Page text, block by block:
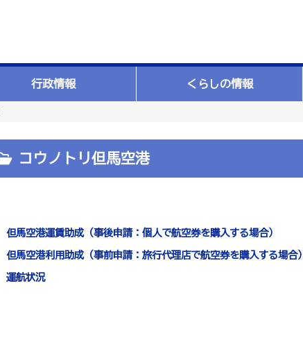
行政情報 くらしの情報
コウノトリ但馬空港
但馬空港運賃助成（事後申請：個人で航空券を購入する場合）
但馬空港利用助成（事前申請：旅行代理店で航空券を購入する場合）
運航状況